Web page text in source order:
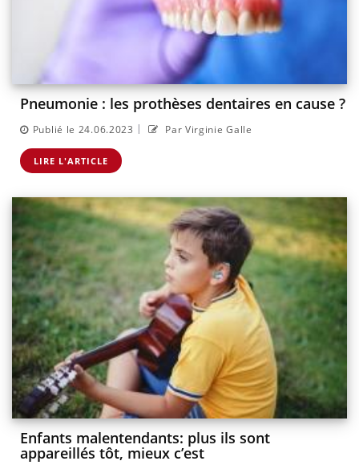
Pneumonie : les prothèses dentaires en cause ?
Publié le 24.06.2023 | Par Virginie Galle
LIRE L'ARTICLE
Enfants malentendants: plus ils sont
appareillés tôt, mieux c’est